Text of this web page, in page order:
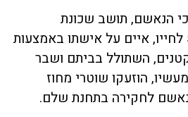
הנאשם, תושב שכונת
עיסאוויה בשנות ה-50 לחייו, איים על אישתו באמצעות
השתולל בביתם ושבר
הוזעקו שוטרי מחוז
לחקירה בתחנת שלם.